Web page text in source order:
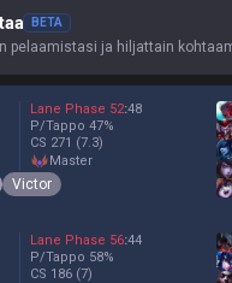
BETA
pelaamistasi ja hiljattain
Lane Phase 52:48
P/Tappo 47%
CS 271 (7.3)
master
Victor
Lane Phase 56:44
P/Tappo 58%
CS 186 (7)